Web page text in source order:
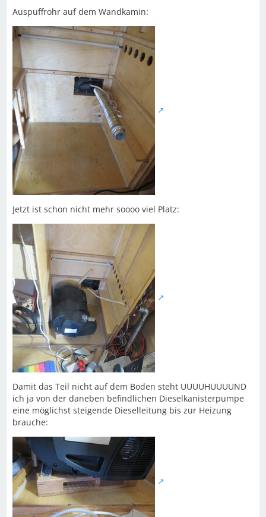
Auspuffrohr auf dem Wandkamin:
Jetzt ist schon nicht mehr soooo viel Platz:
Damit das Teil nicht auf dem Boden steht UUUUHUUUUND
ich ja von der daneben befindlichen Dieselkanisterpumpe
eine möglichst steigende Dieselleitung bis zur Heizung
brauche: